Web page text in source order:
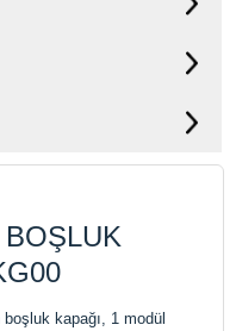
kapağı, 1 modül